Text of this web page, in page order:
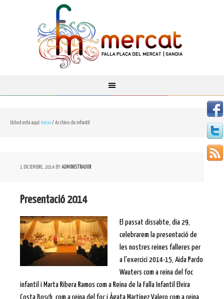
Usted está aquí: Inicio/ Archivo de infantil
1 DICIEMBRE, 2014 BY ADMINISTRADOR
Presentació 2014
El passat dissabte, dia 29,
celebrarem la presentació de
les nostres reines falleres per
a l'exercici 2014-15, Aida Pardo
Wauters com a reina del foc
infantil i Marta Ribera Ramos com a Reina de la Falla Infantil Elvira
Costa Bosch, com a reina del foc i Àgata Martínez Valero com a reina